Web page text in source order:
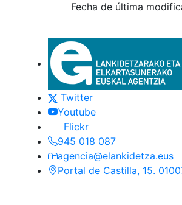
Fecha de última
Euskadi.eus-eko
Contacto
Twitter(Este enlace se
Youtube(Este enlace se
Flickr(Este enlace se
945 018 087
agencia@elankidetza.eus
Portal de Castilla, 15.